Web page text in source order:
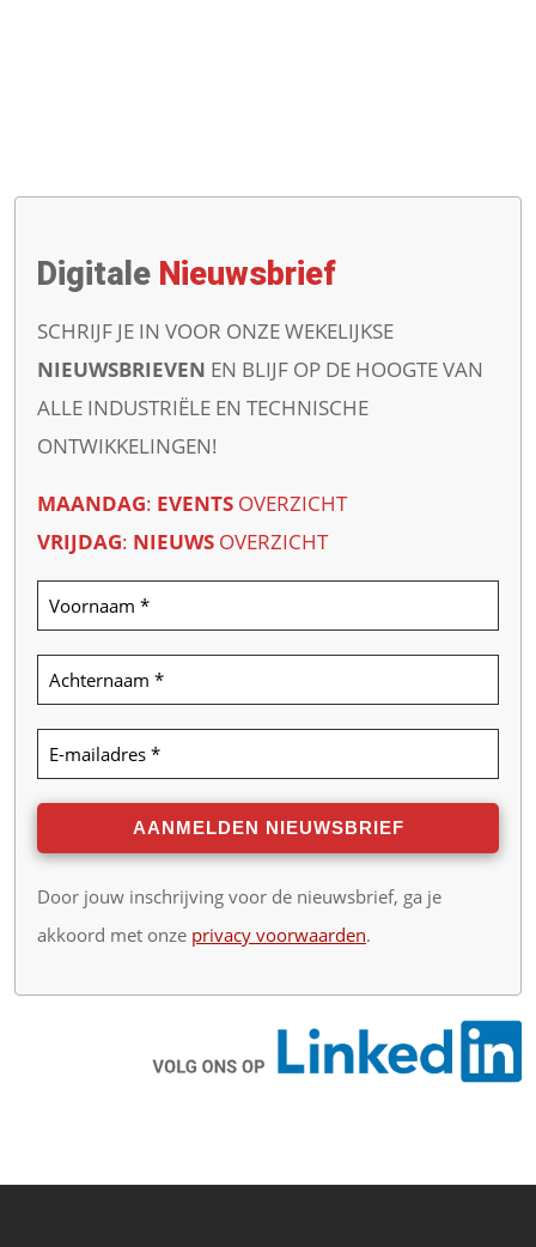
Digitale Nieuwsbrief
SCHRIJF JE IN VOOR ONZE WEKELIJKSE
NIEUWSBRIEVEN EN BLIJF OP DE HOOGTE VAN
ALLE INDUSTRIËLE EN TECHNISCHE
ONTWIKKELINGEN!
MAANDAG: EVENTS OVERZICHT
VRIJDAG: NIEUWS OVERZICHT
Door jouw inschrijving voor de nieuwsbrief, ga je
akkoord met onze privacy voorwaarden.